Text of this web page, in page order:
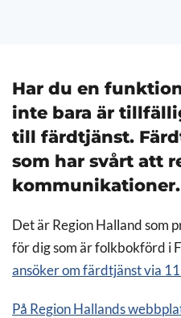
Har du en
inte bara är
till färdtjänst.
som har svårt att
kommunikationer.
Det är Region Halland som
för dig som är folkbokförd i
ansöker om färdtjänst via
På Region Hallands